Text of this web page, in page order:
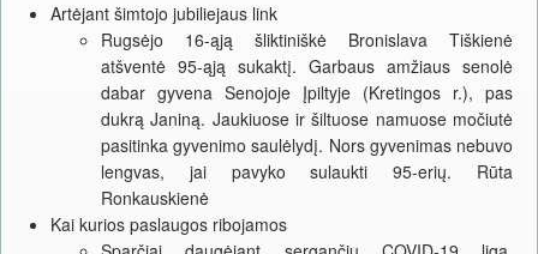
Artėjant šimtojo jubiliejaus link
Rugsėjo 16-ąją šliktiniškė Bronislava Tiškienė
atšventė 95-ąją sukaktį. Garbaus amžiaus senolė
dabar gyvena Senojoje Įpiltyje (Kretingos r.), pas
dukrą Janiną. Jaukiuose ir šiltuose namuose močiutė
pasitinka gyvenimo saulėlydį. Nors gyvenimas nebuvo
lengvas, jai pavyko sulaukti 95-erių. Rūta
Ronkauskienė
Kai kurios paslaugos ribojamos